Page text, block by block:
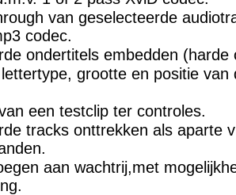
van geselecteerde
codec.
ondertitels embedden (harde
grootte en positie van
een testclip ter controles.
tracks onttrekken als aparte
aan wachtrij,met